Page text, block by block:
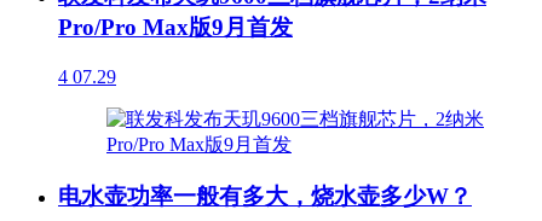
Pro/Pro Max版9月首发
4 07.29
电水壶功率一般有多大，烧水壶多少W？